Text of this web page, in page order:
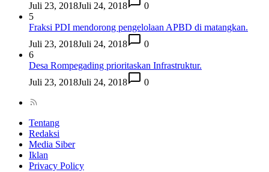
Juli 23, 2018Juli 24, 2018
0
5
Fraksi PDI mendorong pengelolaan APBD di matangkan.
Juli 23, 2018Juli 24, 2018
0
6
Desa Rompegading prioritaskan Infrastruktur.
Juli 23, 2018Juli 24, 2018 0
Tentang
Redaksi
Media Siber
Iklan
Privacy Policy